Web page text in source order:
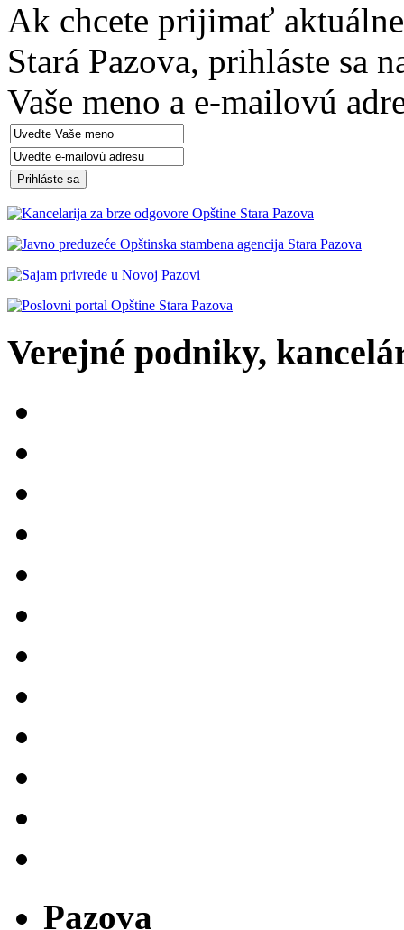
Ak chcete prijimať
Stará Pazova, prihláste sa
Vaše meno a e-mailovú
Verejné podniky,
Pazova